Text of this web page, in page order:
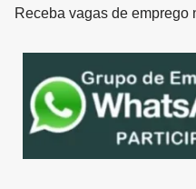
Receba vagas de emprego